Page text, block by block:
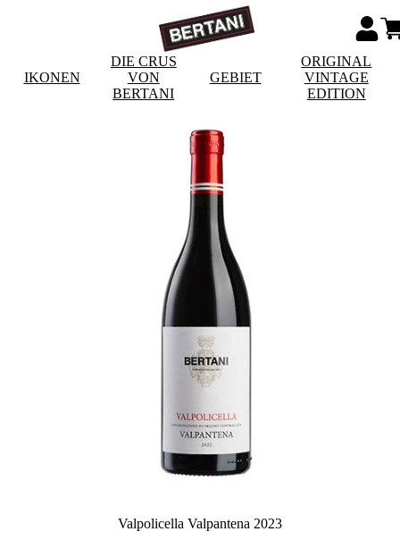
IKONEN
DIE CRUS
VON
BERTANI
GEBIET
ORIGINAL
VINTAGE
EDITION
Valpolicella Valpantena 2023